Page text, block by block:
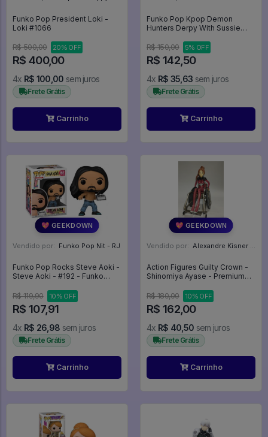
Funko Pop President Loki -
Loki #1066
R$ 500,00 20% OFF
R$ 400,00
4x R$ 100,00 sem juros
Frete Grátis
Carrinho
Funko Pop Kpop Demon
Hunters Derpy With Sussie
#2260
R$ 150,00 5% OFF
R$ 142,50
4x R$ 35,63 sem juros
Frete Grátis
Carrinho
💖 GEEKDOWN
Vendido por: Funko Pop Nit - RJ
Funko Pop Rocks Steve Aoki -
Steve Aoki - #192 - Funko
R$ 119,90
10% OFF
R$ 107,91
4x R$ 26,98 sem juros
Frete Grátis
Carrinho
💖 GEEKDOWN
Vendido por: Alexandre Kisner - PR
Action Figures Guilty Crown -
Shinomiya Ayase - Premium
R$ 180,00
10% OFF
R$ 162,00
4x R$ 40,50 sem juros
Frete Grátis
Carrinho